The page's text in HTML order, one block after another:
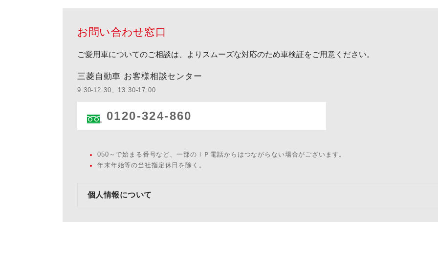
お問い合わせ窓口
ご愛用車についてのご相談は、よりスムーズな対応のため車検証をご用意ください。
三菱自動車 お客様相談センター
9:30-12:30、13:30-17:00
0120-324-860
050～で始まる番号など、一部のＩＰ電話からはつながらない場合がございます。
年末年始等の当社指定休日を除く。
個人情報について